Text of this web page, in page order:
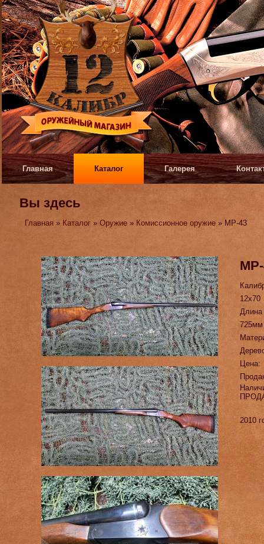
Главная Каталог Галерея
Вы здесь
Главная » Каталог »Оружие » Комиссионное оружие » МР-43
12х70
725мм
Цена:
2010